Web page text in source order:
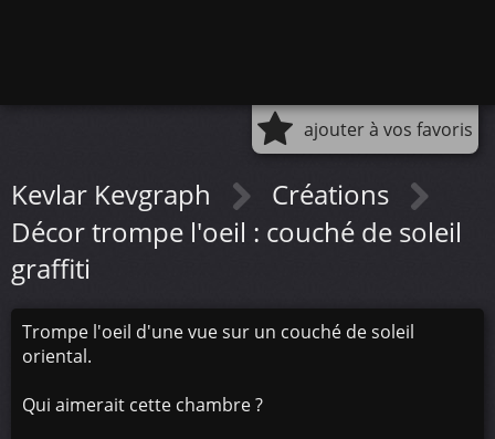
ajouter à vos favoris
Kevlar Kevgraph
Créations
Décor trompe l'oeil : couché de soleil
graffiti
Trompe l'oeil d'une vue sur un couché de soleil
oriental.
Qui aimerait cette chambre ?